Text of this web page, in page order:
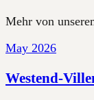
Mehr von
May 2026
Westend-